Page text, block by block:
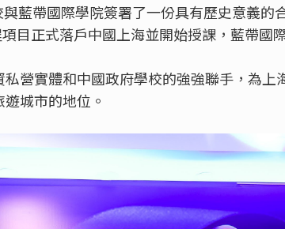
藍帶國際學院簽署了一份具有歷史意義的
目正式落戶中國上海並開始授課，藍帶國
營實體和中國政府學校的強強聯手，為上
城市的地位。